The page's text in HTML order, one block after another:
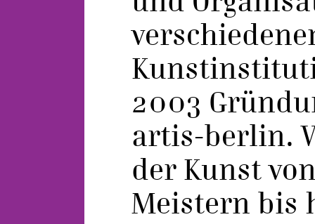
2003
artis-berlin.
der Kunst
Meistern bis